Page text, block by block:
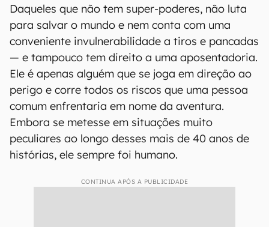
Daqueles que não tem super-poderes, não luta
para salvar o mundo e nem conta com uma
conveniente invulnerabilidade a tiros e pancadas
— e tampouco tem direito a uma aposentadoria.
Ele é apenas alguém que se joga em direção ao
perigo e corre todos os riscos que uma pessoa
comum enfrentaria em nome da aventura.
Embora se metesse em situações muito
peculiares ao longo desses mais de 40 anos de
histórias, ele sempre foi humano.
CONTINUA APÓS A PUBLICIDADE